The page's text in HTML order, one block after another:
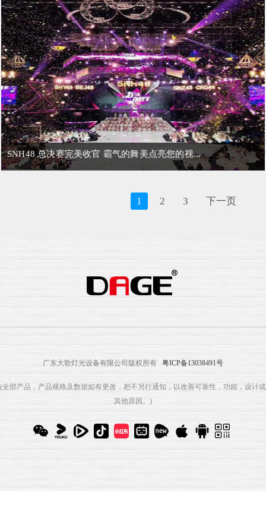
SNH48 总决赛完美收官 霸气的舞美点亮您的视...
1 2 3 下一页
广东大歌灯光设备有限公司版权所有 粤ICP备13038491号
(全部产品，产品规格及数据如有更改，恕不另行通知，以改善可靠性，功能，设计或
其他原因。)